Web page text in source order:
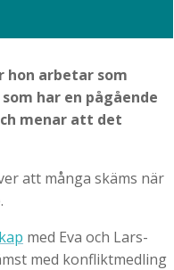
hon arbetar som
har en pågående
menar att det
att många skäms när
med Eva och Lars-
med konfliktmedling